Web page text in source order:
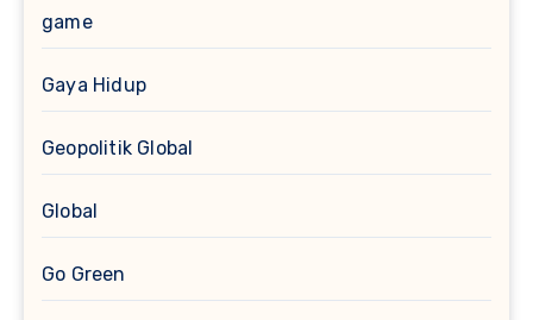
game
Gaya Hidup
Geopolitik Global
Global
Go Green